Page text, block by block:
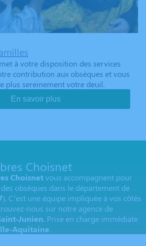
à votre disposition des services
contribution aux obsèques et vous
plus sereinement votre deuil.
En savoir plus
Choisnet
Choisnetvous accompagnent pour
obsèques dans le département de
). C’est une équipe impliquée à vos côtés
nous sur notre agence de
Junien. Prise en charge immédiate
Aquitaine.